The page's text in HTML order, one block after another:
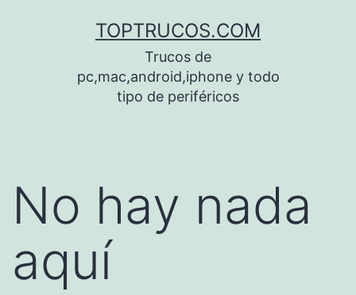
TOPTRUCOS.COM
Trucos de
pc,mac,android,iphone y todo
tipo de periféricos
No hay nada
aquí